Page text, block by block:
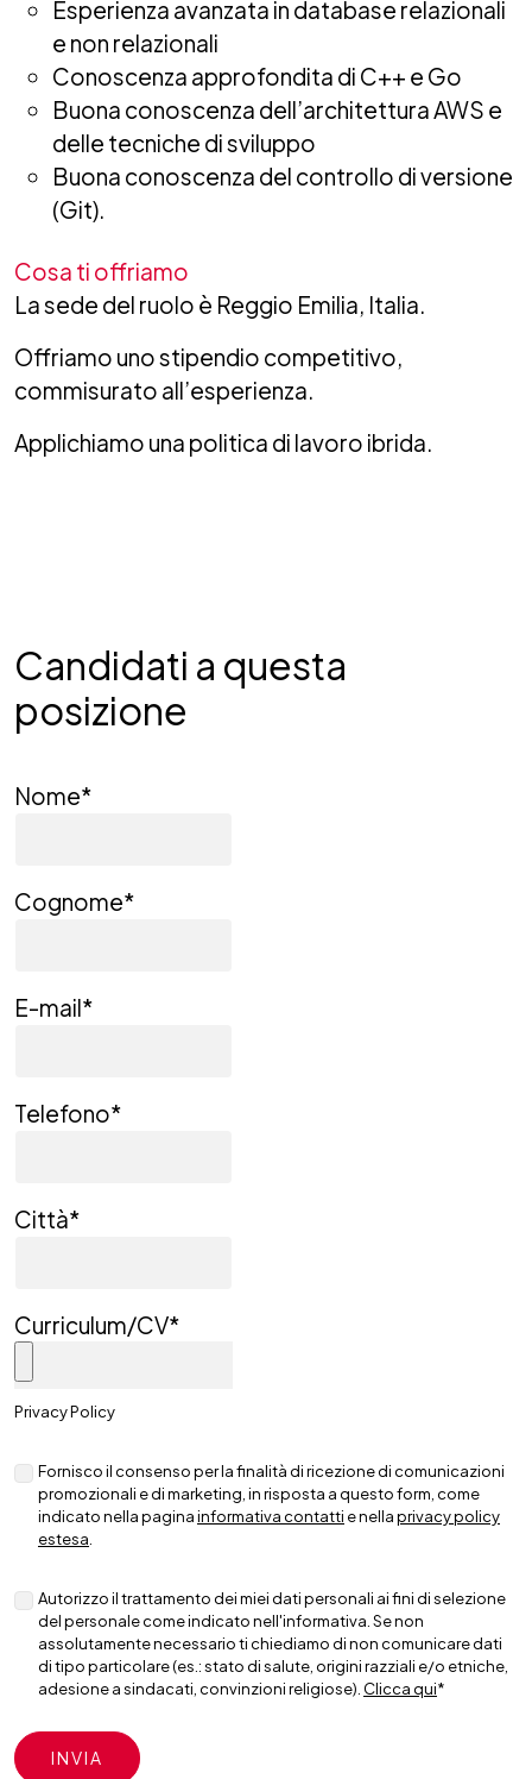
Esperienza avanzata in database relazionali
e non relazionali
Conoscenza approfondita di C++ e Go
Buona conoscenza dell’architettura AWS e
delle tecniche di sviluppo
Buona conoscenza del controllo di versione
(Git).
Cosa ti offriamo
La sede del ruolo è Reggio Emilia, Italia.
Offriamo uno stipendio competitivo,
commisurato all’esperienza.
Applichiamo una politica di lavoro ibrida.
Candidati a questa
posizione
Nome*
Cognome*
E-mail*
Telefono*
Città*
Curriculum/CV*
Privacy Policy
Fornisco il consenso per la finalità di ricezione di comunicazioni
promozionali e di marketing, in risposta a questo form, come
indicato nella paginainformativa contatti e nellaprivacy policy
estesa
Autorizzo il trattamento dei miei dati personali ai fini di selezione
del personale come indicato nell'informativa. Se non
assolutamente necessario ti chiediamo di non comunicare dati
di tipo particolare (es.: stato di salute, origini razziali e/o etniche,
adesione a sindacati, convinzioni religiose). Clicca qui*